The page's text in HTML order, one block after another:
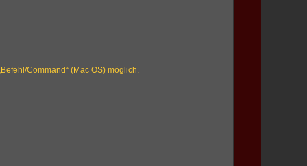
Command“ (Mac OS) möglich.